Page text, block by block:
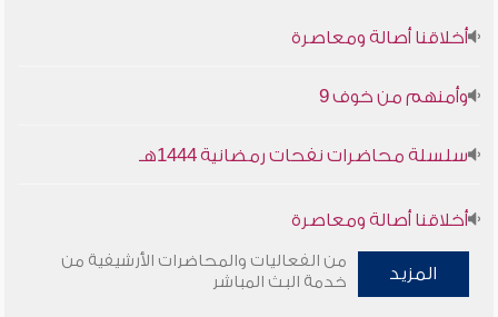
أخلاقنا أصالة ومعاصرة
وأمنهم من خوف 9
سلسلة محاضرات نفحات رمضانية 1444هـ
أخلاقنا أصالة ومعاصرة
وأمنهم من خوف 9
المزيد
من الفعاليات والمحاضرات الأرشيفية من
خدمة البث المباشر